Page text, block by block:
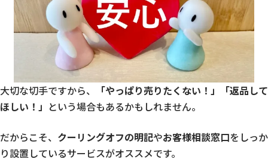
大切な切手ですから、
「やっぱり売りたくない！」「返品して
ほしい！」 という場合もあるかもしれません。
だからこそ、 クーリングオフの明記やお客様相談窓口をしっか
り設置しているサービスがオススメです。